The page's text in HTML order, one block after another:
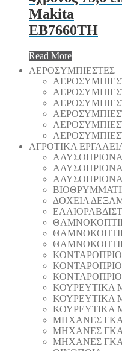
Makita
EB7660TH
Read More
AEΡΟΣΥΜΠΙΕΣΤΕΣ
ΑΓΡΟΤΙΚΑ
AΛΥΣΟΠΡΙΟΝΑ
ΔΟΧΕΙΑ
ΚΟΥΡΕΥΤΙΚΑ
ΚΟΥΡΕΥΤΙΚΑ
ΚΟΥΡΕΥΤΙΚΑ
ΜΗΧΑΝΕΣ
ΜΗΧΑΝΕΣ
ΜΗΧΑΝΕΣ